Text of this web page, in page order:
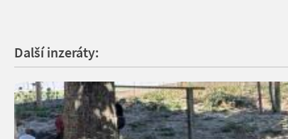
Další inzeráty: